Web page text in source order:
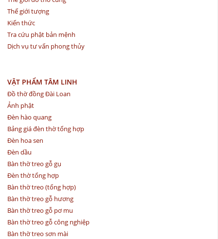
Thế giới tượng
Kiến thức
Tra cứu phật bản mệnh
Dịch vụ tư vấn phong thủy
VẬT PHẨM TÂM LINH
Đồ thờ đồng Đài Loan
Ảnh phật
Đèn hào quang
Bảng giá đèn thờ tổng hợp
Đèn hoa sen
Đèn dầu
Bàn thờ treo gỗ gụ
Đèn thờ tổng hợp
Bàn thờ treo (tổng hợp)
Bàn thờ treo gỗ hương
Bàn thờ treo gỗ pơ mu
Bàn thờ treo gỗ công nghiệp
Bàn thờ treo sơn mài